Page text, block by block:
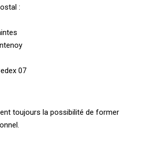
:
07
toujours la possibilité de former